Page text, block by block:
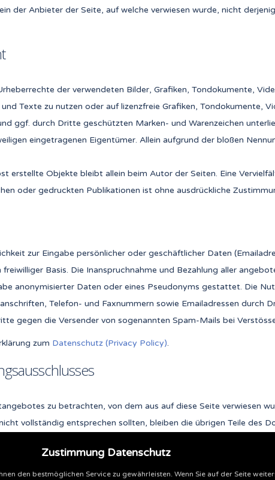
der Anbieter der Seite, auf welche verwiesen wurde, nicht
der verwendeten Bilder, Grafiken, Tondokumente,
Texte zu nutzen oder auf lizenzfreie Grafiken, Tondokumente,
ggf. durch Dritte geschützten Marken- und Warenzeichen
eingetragenen Eigentümer. Allein aufgrund der bloßen
erstellte Objekte bleibt allein beim Autor der Seiten. Eine
oder gedruckten Publikationen ist ohne ausdrückliche
zur Eingabe persönlicher oder geschäftlicher Daten
Basis. Die Inanspruchnahme und Bezahlung aller
anonymisierter Daten oder eines Pseudonyms gestattet. Die
Telefon- und Faxnummern sowie Emailadressen durch
gegen die Versender von sogenannten Spam-Mails bei
zum Datenschutz (Privacy Policy).
zu betrachten, von dem aus auf diese Seite verwiesen
vollständig entsprechen sollten, bleiben die übrigen Teile des
© 2018 SLU Stahl Lagerung Umschlag GmbH
Zustimmung Datenschutz
den bestmöglichen Service zu gewährleisten. Wenn Sie auf der Seite